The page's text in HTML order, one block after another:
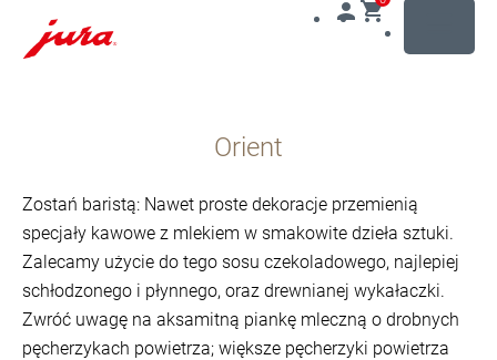
wyszukiwania
Orient
Zostań baristą: Nawet proste dekoracje przemienią
specjały kawowe z mlekiem w smakowite dzieła sztuki.
Zalecamy użycie do tego sosu czekoladowego, najlepiej
schłodzonego i płynnego, oraz drewnianej wykałaczki.
Zwróć uwagę na aksamitną piankę mleczną o drobnych
pęcherzykach powietrza; większe pęcherzyki powietrza